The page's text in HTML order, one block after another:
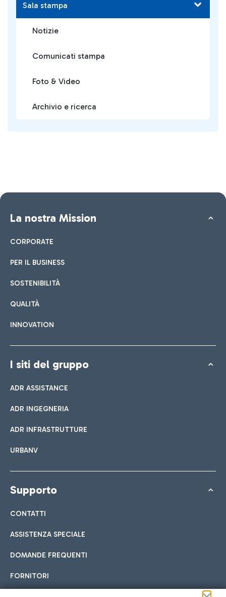
Sala stampa
Notizie
Comunicati stampa
Foto & Video
Archivio e ricerca
La nostra Mission
CORPORATE
PER IL BUSINESS
SOSTENIBILITÀ
QUALITÀ
INNOVATION
I siti del gruppo
ADR ASSISTANCE
ADR INGEGNERIA
ADR INFRASTRUTTURE
URBANV
Supporto
CONTATTI
ASSISTENZA SPECIALE
DOMANDE FREQUENTI
FORNITORI